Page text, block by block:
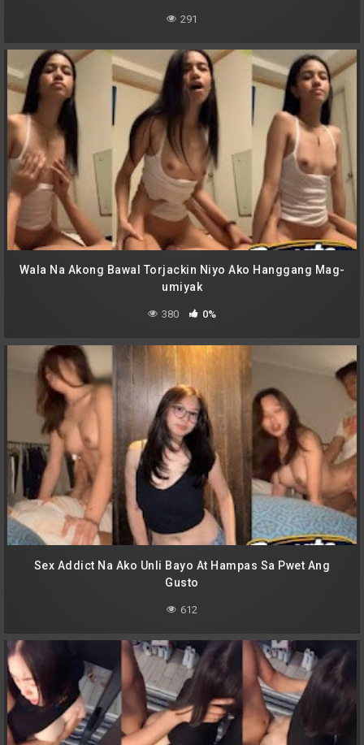
291
Wala Na Akong Bawal Torjackin Niyo Ako Hanggang Mag-
umiyak
380 0%
Sex Addict Na Ako Unli Bayo At Hampas Sa Pwet Ang
Gusto
612